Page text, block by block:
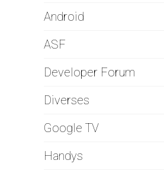
Android
ASF
Developer Forum
Diverses
Google TV
Handys